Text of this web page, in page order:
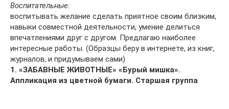
Воспитательные:
воспитывать желание сделать приятное своим близким,
навыки совместной деятельности, умение делиться
впечатлениями друг с другом. Предлагаю наиболее
интересные работы. (Образцы беру в интернете, из книг,
журналов, и придумываем сами)
1. «ЗАБАВНЫЕ ЖИВОТНЫЕ» «Бурый мишка».
Аппликация из цветной бумаги. Старшая группа